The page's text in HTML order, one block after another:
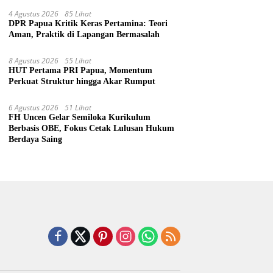
4 Agustus 2026 85 Lihat
DPR Papua Kritik Keras Pertamina: Teori
Aman, Praktik di Lapangan Bermasalah
8 Agustus 2026 55 Lihat
HUT Pertama PRI Papua, Momentum
Perkuat Struktur hingga Akar Rumput
6 Agustus 2026 51 Lihat
FH Uncen Gelar Semiloka Kurikulum
Berbasis OBE, Fokus Cetak Lulusan Hukum
Berdaya Saing